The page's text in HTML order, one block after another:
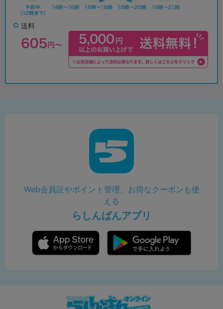
送料
Web会員証やポイント管理、お得なクーポンも使
える
らしんばんアプリ